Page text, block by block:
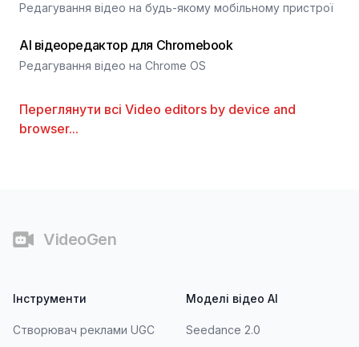
Редагування відео на будь-якому мобільному пристрої
AI відеоредактор для Chromebook
Редагування відео на Chrome OS
Переглянути всі Video editors by device and
browser...
VideoGen
Інструменти
Створювач реклами UGC
Моделі відео AI
Seedance 2.0